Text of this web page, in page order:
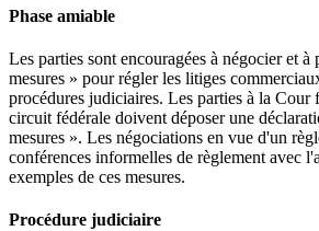
Phase amiable
Les parties sont encouragées à négocier et à
mesures » pour régler les litiges
procédures judiciaires. Les parties à la Cour
circuit fédérale doivent déposer une
mesures ». Les négociations en vue d'un
conférences informelles de règlement avec
exemples de ces mesures.
Procédure judiciaire